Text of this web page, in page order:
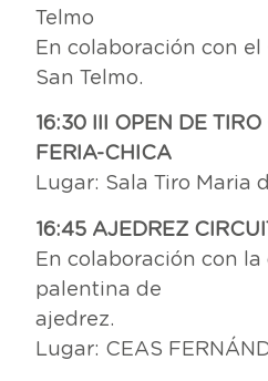
Telmo
En colaboración con
San Telmo.
16:30 III OPEN DE
FERIA-CHICA
Lugar: Sala Tiro Maria
16:45 AJEDREZ
En colaboración con
palentina de
ajedrez.
Lugar: CEAS